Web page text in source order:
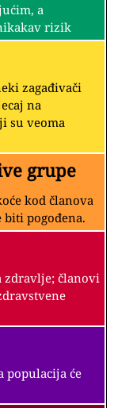
a
rizik
zagađivači
na
su veoma
grupe
kod članova
pogođena.
zdravlje; članovi
populacija će